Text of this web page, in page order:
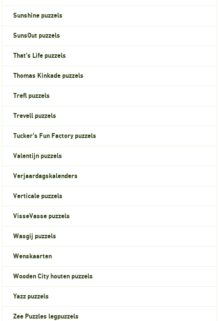
Sunshine puzzels
SunsOut puzzels
That's Life puzzels
Thomas Kinkade puzzels
Trefl puzzels
Trevell puzzels
Tucker's Fun Factory puzzels
Valentijn puzzels
Verjaardagskalenders
Verticale puzzels
VisseVasse puzzels
Wasgij puzzels
Wenskaarten
Wooden City houten puzzels
Yazz puzzels
Zee Puzzles legpuzzels